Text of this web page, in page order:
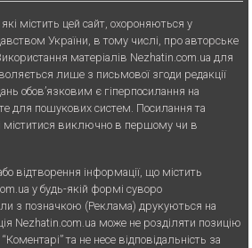
містить цей сайт, охороняються у
України, в тому числі, про авторське
матерiалiв Nezhatin.com.ua для
лише з письмової згоди редакції
обов’язковим є гiперпосилання на
для пошукових систем. Посилання та
міститися виключно в першому чи в
вiдтворення iнформацiї, що мiстить
у будь-якiй формi суворо
з позначкою (Реклама) друкуються на
Nezhatin.com.ua може не розділяти позицію
та не несе відповідальність за